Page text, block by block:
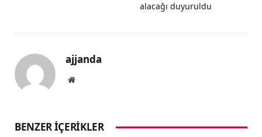
alacağı duyuruldu
ajjanda
Website
BENZER İÇERIKLER